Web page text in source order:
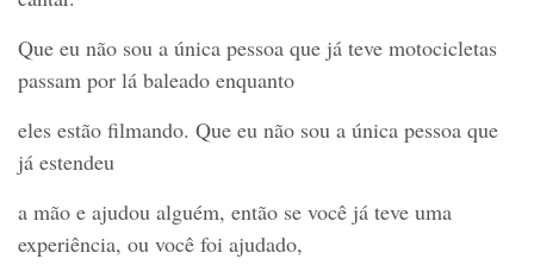
Que eu não sou a única pessoa que já teve motocicletas
passam por lá baleado enquanto
eles estão filmando. Que eu não sou a única pessoa que
já estendeu
a mão e ajudou alguém, então se você já teve uma
experiência, ou você foi ajudado,